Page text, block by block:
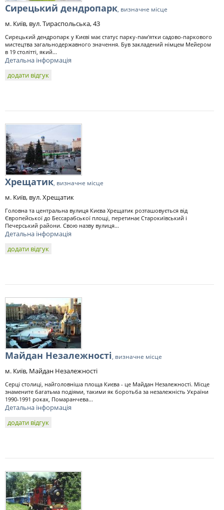
Сирецький дендропарк, визначне місце
м. Київ, вул. Тираспольська, 43
Сирецький дендропарк у Києві має статус парку-пам'ятки садово-паркового
мистецтва загальнодержавного значення. Був закладений німцем Мейером
в 19 столітті, який...
Детальна інформація
додати відгук
Хрещатик, визначне місце
м. Київ, вул. Хрещатик
Головна та центральна вулиця Києва Хрещатик розташовується від
Європейської до Бессарабської площі, перетинає Старокиївський і
Печерський райони. Свою назву вулиця...
Детальна інформація
додати відгук
Майдан Незалежності, визначне місце
м. Київ, Майдан Незалежності
Серці столиці, найголовніша площа Києва - це Майдан Незалежності. Місце
знамените багатьма подіями, такими як боротьба за незалежність України
1990-1991 роках, Помаранчева...
Детальна інформація
додати відгук